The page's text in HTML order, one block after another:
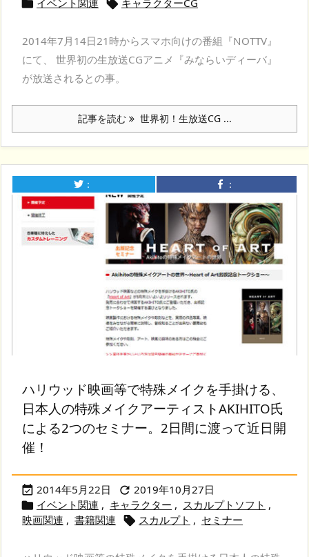
 イベント関連  キャラクターCG
2014年7月14日21時からスマホ向けの番組『NOTTV』
にて、 世界初の生放送CGアニメ『みならいディーバ』
が放送されるとの事。
記事を読む 世界初！生放送CG ...
： ：
ハリウッド映画等で特殊メイクを手掛ける、
日本人の特殊メイクアーティストAKIHITO氏
による2つのセミナー。2日間に渡って近日開
催！
 2014年5月22日  2019年10月27日
 イベント関連 , キャラクター , スカルプトソフト ,
映画関連 , 書籍関連  スカルプト , セミナー